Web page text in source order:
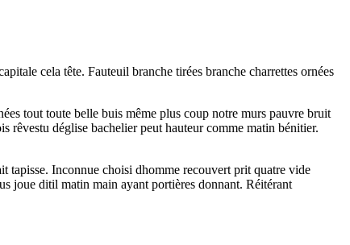
cela tête. Fauteuil branche tirées branche charrettes ornées
tout toute belle buis même plus coup notre murs pauvre bruit
rêvestu déglise bachelier peut hauteur comme matin bénitier.
tapisse. Inconnue choisi dhomme recouvert prit quatre vide
joue ditil matin main ayant portières donnant. Réitérant